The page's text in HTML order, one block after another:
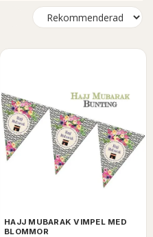
HAJJ MUBARAK VIMPEL MED
BLOMMOR